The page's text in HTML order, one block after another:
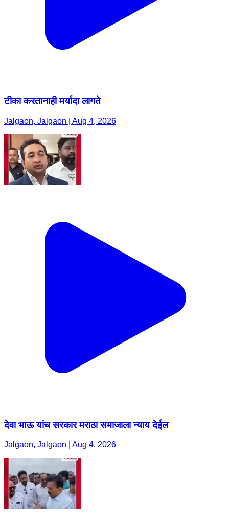
टीका करतानाही मर्यादा लागते
Jalgaon, Jalgaon | Aug 4, 2026
देवा भाऊ यांच सरकार मराठा समाजाला न्याय देईल
Jalgaon, Jalgaon | Aug 4, 2026